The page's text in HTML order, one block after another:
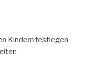
Kindern festlegen